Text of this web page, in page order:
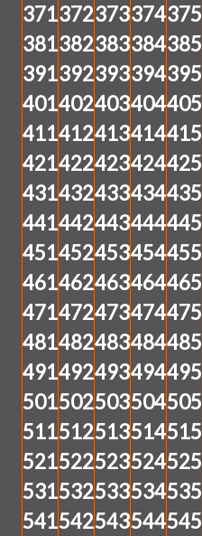
371372373374375
381382383384385
391392393394395
401402403404405
411412413414415
421422423424425
431432433434435
441442443444445
451452453454455
461462463464465
471472473474475
481482483484485
491492493494495
501502503504505
511512513514515
521522523524525
531532533534535
541542543544545